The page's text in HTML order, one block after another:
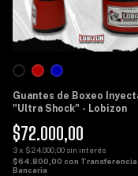
Guantes de Boxeo
"Ultra Shock" - Lobizon
$72.000,00
3x $24.000,00 sin interés
$64.800,00 con Transferencia
Bancaria